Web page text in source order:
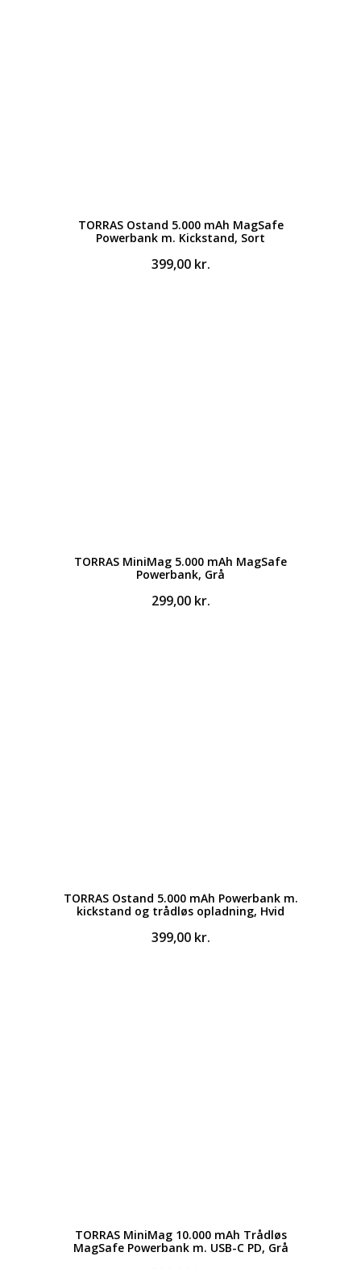
TORRAS Ostand 5.000 mAh MagSafe
Powerbank m. Kickstand, Sort
399,00 kr.
TORRAS MiniMag 5.000 mAh MagSafe
Powerbank, Grå
299,00 kr.
TORRAS Ostand 5.000 mAh Powerbank m.
kickstand og trådløs opladning, Hvid
399,00 kr.
TORRAS MiniMag 10.000 mAh Trådløs
MagSafe Powerbank m. USB-C PD, Grå